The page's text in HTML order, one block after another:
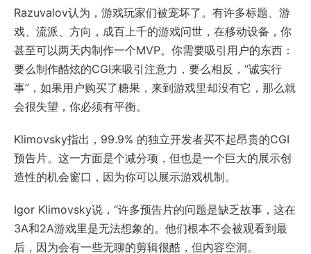
Razuvalov认为，游戏玩家们被宠坏了。有许多标题、游
戏、流派、方向，成百上千的游戏问世，在移动设备，你
甚至可以两天内制作一个MVP。你需要吸引用户的东西：
要么制作酷炫的CGI来吸引注意力，要么相反，“诚实行
事”，如果用户购买了糖果，来到游戏里却没有它，那么就
会很失望，你必须有平衡。
Klimovsky指出，99.9% 的独立开发者买不起昂贵的CGI
预告片。这一方面是个减分项，但也是一个巨大的展示创
造性的机会窗口，因为你可以展示游戏机制。
Igor Klimovsky说，“许多预告片的问题是缺乏故事，这在
3A和2A游戏里是无法想象的。他们根本不会被观看到最
后，因为会有一些无聊的剪辑很酷，但内容空洞。